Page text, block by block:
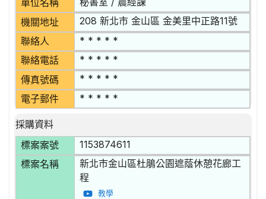
單位名稱
機關地址 208 新北市 金山區 金美里中正路11號
聯絡人 * * * * *
聯絡電話 * * * * *
傳真號碼 * * * * *
電子郵件 * * * * *
採購資料
標案案號
1153874611
標案名稱
新北市金山區杜鵑公園遮蔭休憩花廊工
程
教學